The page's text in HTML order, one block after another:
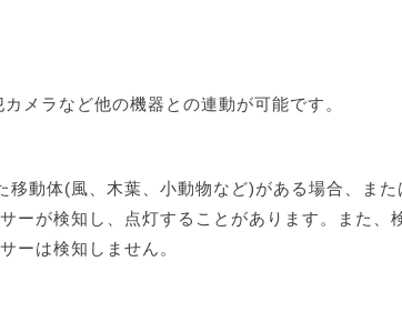
メラなど他の機器との連動が可能です。
動体(風、木葉、小動物など)がある場合、また
ーが検知し、点灯することがあります。また、
ーは検知しません。